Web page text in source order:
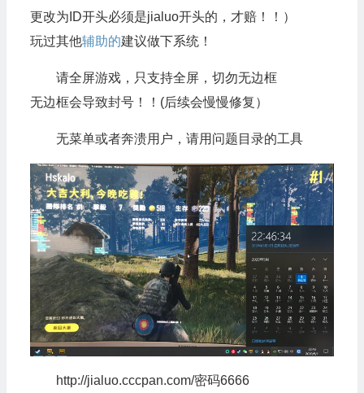
更改为ID开头必须是jialuo开头的，才赔！！）
玩过其他辅助的建议做下系统！
请全屏游戏，只支持全屏，切勿无边框
无边框会导致封号！！(后续会慢慢修复）
无菜单或者奔溃用户，请用问题目录的工具
http://jialuo.cccpan.com/密码6666